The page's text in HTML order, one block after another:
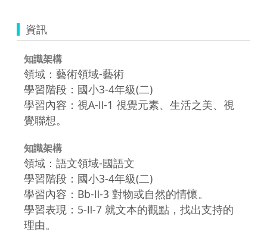
資訊
知識架構
領域：藝術領域-藝術
學習階段：國小3-4年級(二)
學習內容：視A-Ⅱ-1 視覺元素、生活之美、視
覺聯想。
知識架構
領域：語文領域-國語文
學習階段：國小3-4年級(二)
學習內容：Bb-Ⅱ-3 對物或自然的情懷。
學習表現：5-Ⅱ-7 就文本的觀點，找出支持的
理由。